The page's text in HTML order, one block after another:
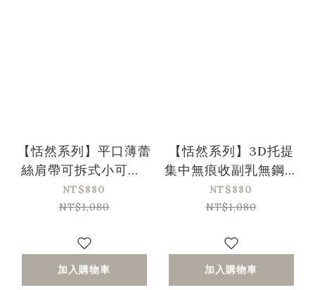
【恬然系列】平口薄蕾
絲肩帶可拆式小可愛-
白色
NT$880
NT$1,080
加入購物車
【恬然系列】3D托提
集中無痕收副乳無鋼圈
內衣-岩石紅
NT$880
NT$1,080
加入購物車